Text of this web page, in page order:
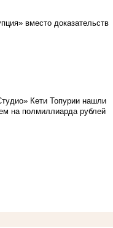
вместо доказательств
Кети Топурии нашли
на полмиллиарда рублей